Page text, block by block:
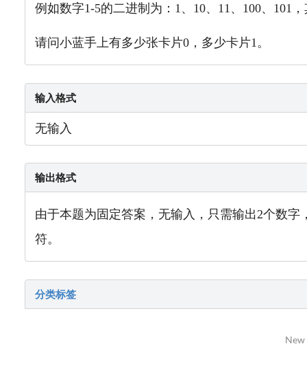
例如数字1-5的二进制为：1、10、11、100、101
请问小蓝手上有多少张卡片0，多少卡片1。
输入格式
无输入
输出格式
由于本题为固定答案，无输入，只需输出2个数
符。
分类标签